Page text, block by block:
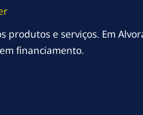
e serviços. Em
financiamento.